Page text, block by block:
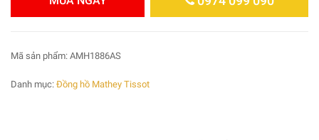
Mã sản phẩm: AMH1886AS
Danh mục: Đồng hồ Mathey Tissot